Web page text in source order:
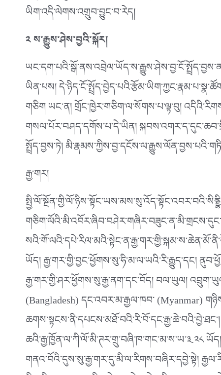
ཡིག་འདི་ལེགས་འགྲུབ་བྱུང་བ་རེད།
༢ ས་རྒྱུས་ཤེས་བྱའི་སྐོར།
ཡིན་པས།
གཅིག ཡང་ན། གྲོང་ཁྱེར་གཅིག་ལ་སོགས་པ་ལྟ་བུ།
གསལ་པོར་བཤད་དགོས་པ་དེ་ཡིན།
སྤྲོད་བྱས་ཏེ།
རྒྱ་གར།
ཡོད། རྒྱ་གར་གྱི་བྱང་ཕྱོགས་སུ་ཧི་མ་ལ་ཡའི་རི་རྒྱུད་དང།
རྒྱ་གར་གྱི་ཤར་ཕྱོགས་སུ་རྒྱ་ནག་དང་བོད། བལ་ཡུལ།
(Bangladesh) དང་འབར་མ་རྒྱལ་ཁབ་ (Myanmar)
ཆའི་རྒྱ་ཁྱོན་ལ་ཀི་ལོ་མི་ཊར་གྲུ་བཞི་ཁ་གང་མ་ས་ཡ་༣.༢༨ ཡོད།
གནའ་བོའི་དུས་སུ་རྒྱ་གར་དུ་མི་ལ་རིགས་བཞིར་དབྱེ་སྟེ།